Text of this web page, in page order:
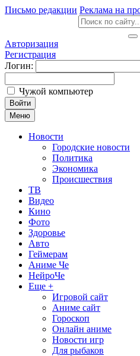
Письмо редакции Реклама на
Авторизация
Регистрация
Логин:
Чужой компьютер
Войти
Меню
Новости
Городские новости
Политика
Экономика
Происшествия
ТВ
Видео
Кино
Фото
Здоровье
Авто
Геймерам
Аниме Че
НейроЧе
Еще +
Игровой сайт
Аниме сайт
Гороскоп
Онлайн аниме
Новости игр
Для рыбаков